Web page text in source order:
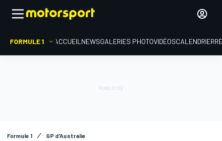
FORMULE 1 ACCUEIL NEWSGALERIES PHOTOVIDÉOSCALENDRIER
Formule 1 GP d'Australie